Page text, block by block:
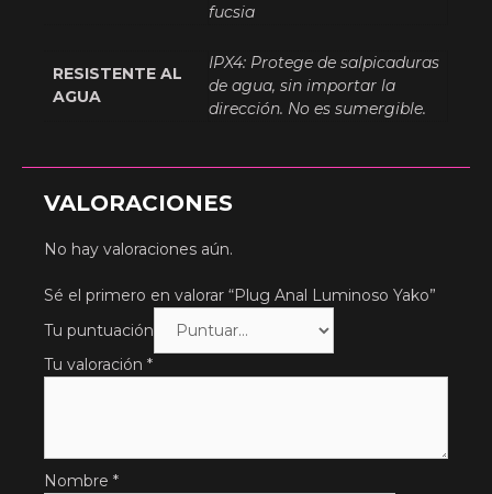
fucsia
RESISTENTE AL
AGUA
IPX4: Protege de salpicaduras
de agua, sin importar la
dirección. No es sumergible.
VALORACIONES
No hay valoraciones aún.
Sé el primero en valorar “Plug Anal Luminoso Yako”
Tu puntuación
Tu valoración *
Nombre *